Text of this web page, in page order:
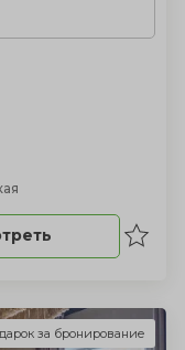
за бронирование